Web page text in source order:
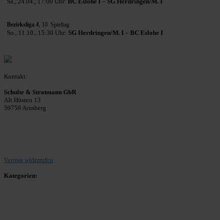
Sa., 24.04., 17:00 Uhr: BC Eslohe I – SG Herdringen/M. I
Bezirksliga 4, 10. Spieltag
So., 11.10., 15:30 Uhr: SG Herdringen/M. I – BC Eslohe I
Kontakt:
Schulte & Stratmann GbR
Alt Hüsten 13
59759 Arnsberg
Vertrag widerrufen
Kategorien: